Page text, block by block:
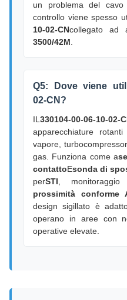
un problema del
controllo viene spesso
10-02-CNcollegato ad
3500/42M.
Q5: Dove viene
02-CN?
IL330104-00-06-10-02-
apparecchiature
vapore,
gas. Funziona come a
contattoEsonda di
perSTI,
prossimità conforme
design sigillato è
operano in aree con
operative elevate.